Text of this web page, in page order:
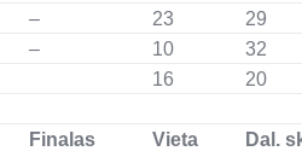
– 23
29
– 10
32
16
20
Finalas Vieta
Dal.